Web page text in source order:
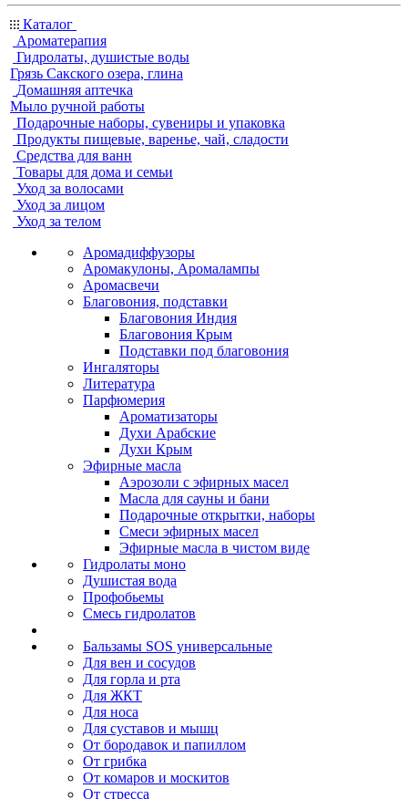
Каталог
Ароматерапия
Гидролаты, душистые воды
Грязь Сакского озера, глина
Домашняя аптечка
Мыло ручной работы
Подарочные наборы, сувениры и упаковка
Продукты пищевые, варенье, чай, сладости
Средства для ванн
Товары для дома и семьи
Уход за волосами
Уход за лицом
Уход за телом
Аромадиффузоры
Аромакулоны, Аромалампы
Аромасвечи
Благовония, подставки
Благовония Индия
Благовония Крым
Подставки под благовония
Ингаляторы
Литература
Парфюмерия
Ароматизаторы
Духи Арабские
Духи Крым
Эфирные масла
Аэрозоли с эфирных масел
Масла для сауны и бани
Подарочные открытки, наборы
Смеси эфирных масел
Эфирные масла в чистом виде
Гидролаты моно
Душистая вода
Профобьемы
Смесь гидролатов
Бальзамы SOS универсальные
Для вен и сосудов
Для горла и рта
Для ЖКТ
Для носа
Для суставов и мышц
От бородавок и папиллом
От грибка
От комаров и москитов
От стресса